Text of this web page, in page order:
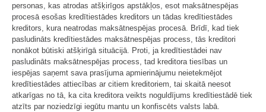
personas, kas atrodas atšķirīgos apstākļos, esot maksātnespējas
procesā esošas kredītiestādes kreditors un tādas kredītiestādes
kreditors, kura neatrodas maksātnespējas procesā. Brīdī, kad tiek
pasludināts kredītiestādes maksātnespējas process, tās kreditori
nonākot būtiski atšķirīgā situācijā. Proti, ja kredītiestādei nav
pasludināts maksātnespējas process, tad kreditora tiesības un
iespējas saņemt sava prasījuma apmierinājumu neietekmējot
kredītiestādes attiecības ar citiem kreditoriem, tai skaitā neesot
atkarīgas no tā, ka cita kreditora veikts noguldījums kredītiestādē tiek
atzīts par noziedzīgi iegūtu mantu un konfiscēts valsts labā.